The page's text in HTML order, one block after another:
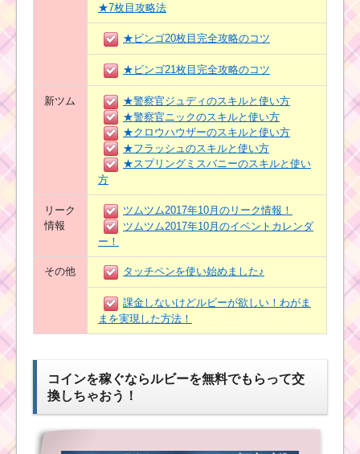
★7枚目攻略法
★ビンゴ20枚目完全攻略のコツ
★ビンゴ21枚目完全攻略のコツ
新ツム
★警察官ジュディのスキルと使い方
★警察官ニックのスキルと使い方
★クロウハウザーのスキルと使い方
★フラッシュのスキルと使い方
★スプリングミスバニーのスキルと使い
方
リーク
情報
ツムツム2017年10月のリーク情報！
ツムツム2017年10月のイベントカレンダ
ー！
その他 タッチペンを使い始めました♪
課金しないけどルビーが欲しい！わがま
まを実現した方法！
コインを稼ぐならルビーを無料でもらって交
換しちゃおう！